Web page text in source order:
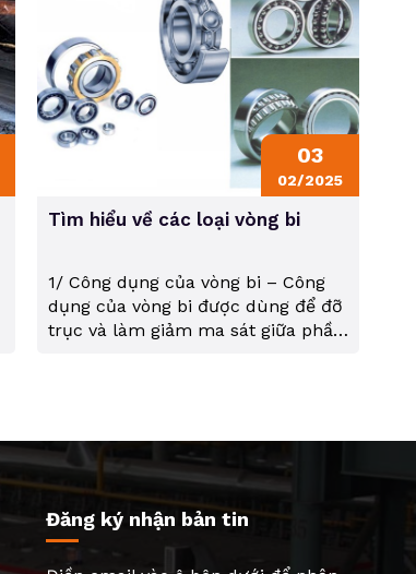
03
02/2025
Tìm hiểu về các loại vòng bi
1/ Công dụng của vòng bi – Công
dụng của vòng bi được dùng để đỡ
trục và làm giảm ma sát giữa phần
Đăng ký nhận bản tin